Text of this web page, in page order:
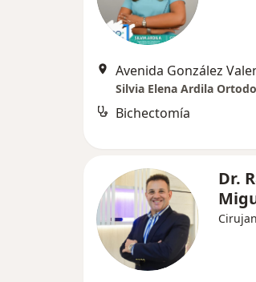
Silvia Elena Ardila
Bichectomía
Dr.